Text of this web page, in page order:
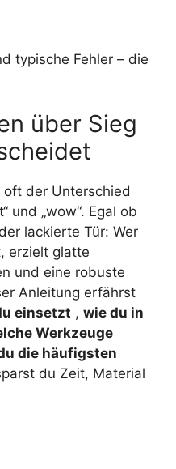
typische Fehler – die
über Sieg
oft der Unterschied
und „wow“. Egal ob
lackierte Tür: Wer
erzielt glatte
und eine robuste
Anleitung erfährst
einsetzt , wie du in
Werkzeuge
die häufigsten
du Zeit, Material